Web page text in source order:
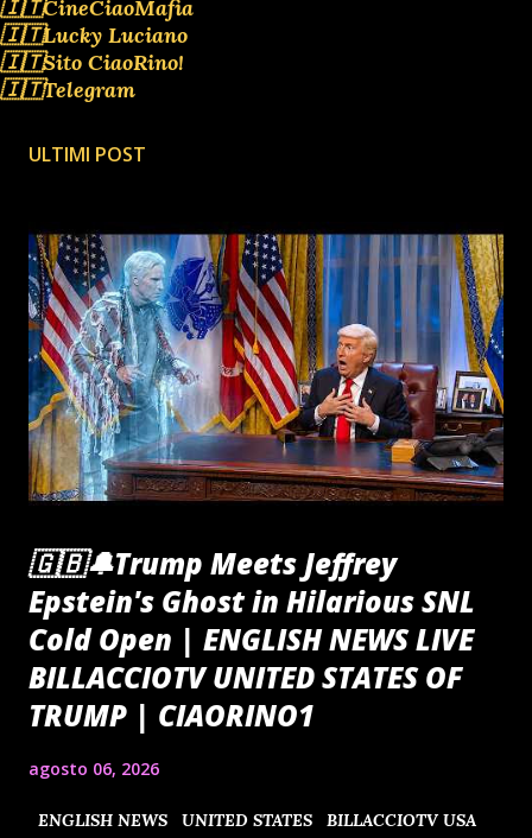
🇮🇹CineCiaoMafia
🇮🇹Lucky Luciano
🇮🇹Sito CiaoRino!
🇮🇹Telegram
ULTIMI POST
🇬🇧🔔Trump Meets Jeffrey
Epstein's Ghost in Hilarious SNL
Cold Open | ENGLISH NEWS LIVE
BILLACCIOTV UNITED STATES OF
TRUMP | CIAORINO1
agosto 06, 2026
ENGLISH NEWS UNITED STATES BILLACCIOTV USA